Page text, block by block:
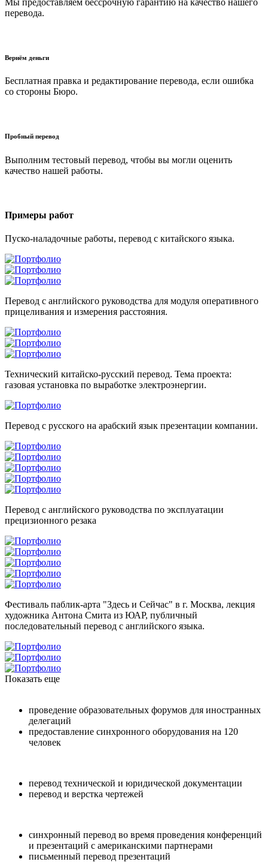
перевода.
Вернём деньги
Бесплатная правка и редактирование перевода, если ошибка
со стороны Бюро.
Пробный перевод
Выполним тестовый перевод, чтобы вы могли оценить
качество нашей работы.
Примеры работ
Пуско-наладочные работы, перевод с китайского языка.
Перевод с английского руководства для модуля оперативного
прицеливания и измерения расстояния.
Технический китайско-русский перевод. Тема проекта:
газовая установка по выработке электроэнергии.
Перевод с русского на арабский язык презентации компании.
Перевод с английского руководства по эксплуатации
прецизионного резака
Фестиваль паблик-арта "Здесь и Сейчас" в г. Москва, лекция
художника Антона Смита из ЮАР, публичный
последовательный перевод с английского языка.
Показать еще
проведение образовательных форумов для иностранных
делегаций
предоставление синхронного оборудования на 120
человек
перевод технической и юридической документации
перевод и верстка чертежей
синхронный перевод во время проведения конференций
и презентаций с американскими партнерами
письменный перевод презентаций